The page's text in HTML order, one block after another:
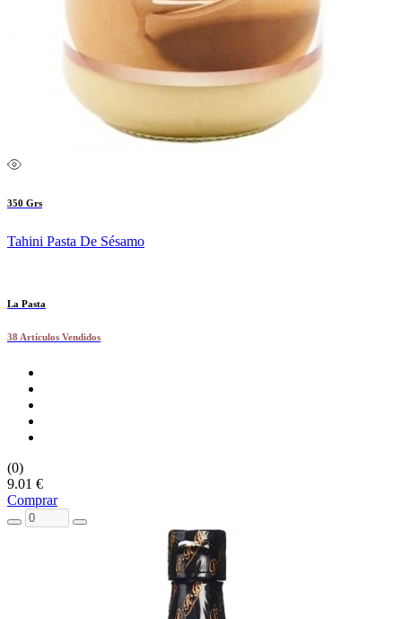
350 Grs
Tahini Pasta De Sésamo
La Pasta
38 Artículos Vendidos
(0)
9.01 €
Comprar